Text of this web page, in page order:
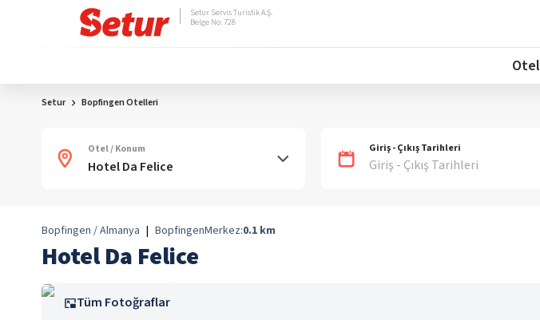
Setur Servis Turistik A.Ş.
Belge No: 728
Otel
Setur Bopfingen Otelleri
Otel / Konum Giriş - Çıkış Tarihleri
Giriş - Çıkış Tarihleri
Bopfingen / Almanya | BopfingenMerkez:0.1 km
Hotel Da Felice
Tüm Fotoğraflar